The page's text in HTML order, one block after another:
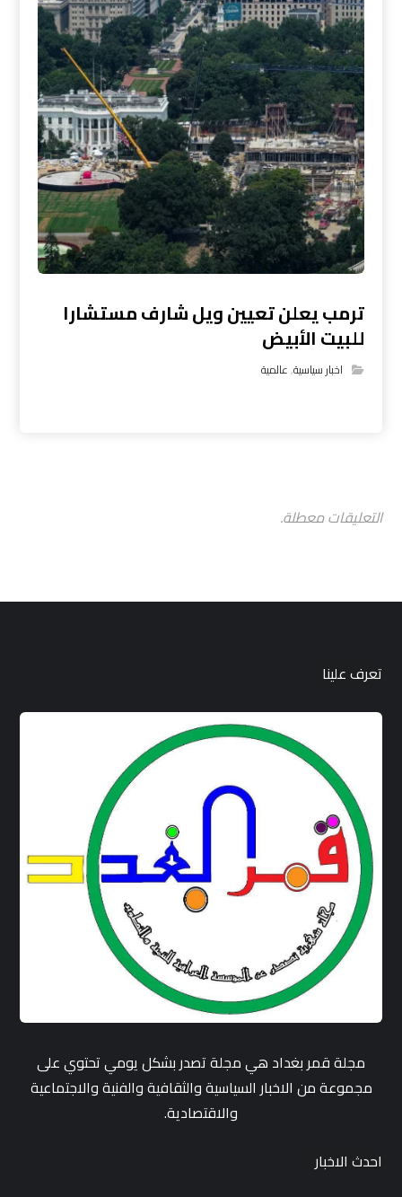
ترمب يعلن تعيين ويل شارف مستشارا
للبيت الأبيض
اخبار سياسية,عالمية
التعليقات معطلة.
تعرف علينا
مجلة قمر بغداد هي مجلة تصدر بشكل يومي تحتوي على
مجموعة من الاخبار السياسية والثقافية والفنية والاجتماعية
والاقتصادية.
احدث الاخبار